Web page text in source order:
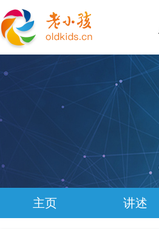
主页 讲述